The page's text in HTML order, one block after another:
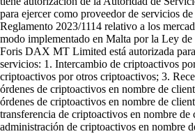
para ejercer como proveedor de servicios
Reglamento 2023/1114 relativo a los
modo implementado en Malta por la Ley de
Foris DAX MT Limited está autorizada
servicios: 1. Intercambio de criptoactivos
criptoactivos por otros criptoactivos; 3.
órdenes de criptoactivos en nombre de
órdenes de criptoactivos en nombre de
transferencia de criptoactivos en nombre
administración de criptoactivos en nombre